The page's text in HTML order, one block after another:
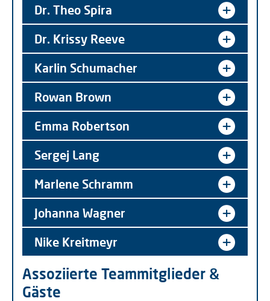
Dr. Theo Spira
Dr. Krissy Reeve
Karlin Schumacher
Rowan Brown
Emma Robertson
Sergej Lang
Marlene Schramm
Johanna Wagner
Nike Kreitmeyr
Assoziierte Teammitglieder &
Gäste